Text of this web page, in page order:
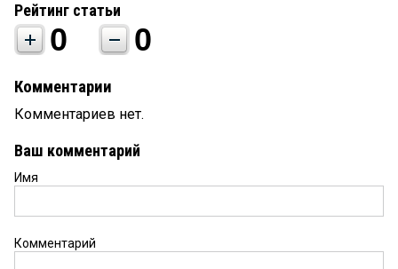
Рейтинг статьи
0 0
Комментарии
Комментариев нет.
Ваш комментарий
Имя
Комментарий